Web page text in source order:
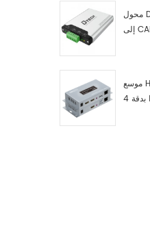
محول DTECH الصناعي من USB
إلى CAN، وحدة محول USB من
موسع HDMI KVM بدقة 4K بطول
60 مترًا بدقة 4K عند 60 هرتز،